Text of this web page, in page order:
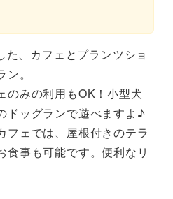
、カフェとプランツショ
。
のみの利用もOK！小型犬
ドッグランで遊べますよ♪
フェでは、屋根付きのテラ
食事も可能です。便利なリ